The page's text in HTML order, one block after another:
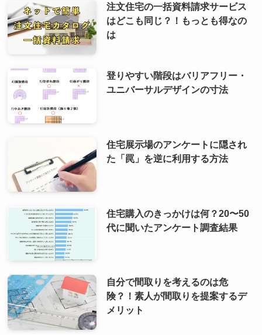
注文住宅の一括資料請求サービス
はどこも同じ？！もっとも得なの
は
登りやすい階段はバリアフリー・
ユニバーサルデザインの寸法
住宅展示場のアンケートに隠され
た「罠」を逆に利用する方法
住宅購入のきっかけは何？20〜50
代に聞いたアンケート調査結果
自分で間取りを考えるのは危
険？！素人が間取りを提案するデ
メリット